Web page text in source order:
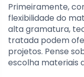
Primeiramente,
flexibilidade do
alta gramatura,
tratada podem
projetos. Pense
escolha materiais